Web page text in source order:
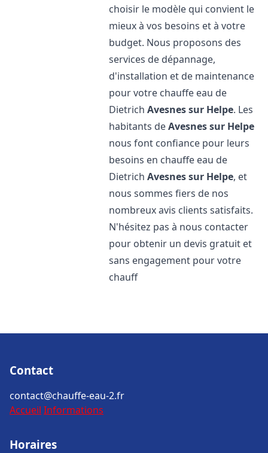
choisir le modèle qui convient le
mieux à vos besoins et à votre
budget. Nous proposons des
services de dépannage,
d'installation et de maintenance
pour votre chauffe eau de
DietrichAvesnes sur Helpe. Les
habitants deAvesnes sur Helpe
nous font confiance pour leurs
besoins en chauffe eau de
DietrichAvesnes sur Helpe, et
nous sommes fiers de nos
nombreux avis clients satisfaits.
N'hésitez pas à nous contacter
pour obtenir un devis gratuit et
sans engagement pour votre
chauff
Contact
contact@chauffe-eau-2.fr
Accueil Informations
Horaires